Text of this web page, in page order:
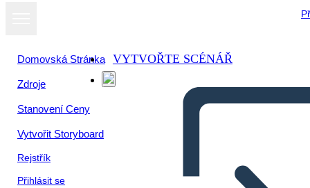
Domovská Stránka
Zdroje
Stanovení Ceny
Vytvořit Storyboard
Rejstřík
Přihlásit se
VYTVOŘTE SCÉNÁŘ
Zobrazit jako
prezentaci